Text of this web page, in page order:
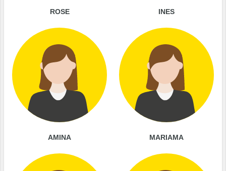
ROSE INES
AMINA MARIAMA